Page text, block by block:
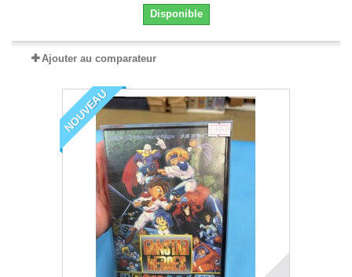
Disponible
Ajouter au comparateur
NOUVEAU